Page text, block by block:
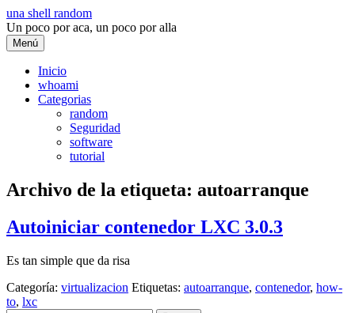
Saltar
al
contenido
una shell random
Un poco por aca, un poco por alla
Menú
Inicio
whoami
Categorias
random
Seguridad
software
tutorial
Archivo de la etiqueta: autoarranque
Autoiniciar contenedor LXC 3.0.3
Es tan simple que da risa
Categoría: virtualizacion Etiquetas: autoarranque, contenedor, how-
to, lxc